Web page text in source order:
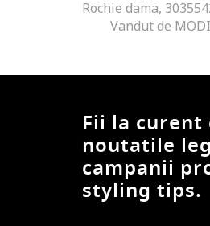
Vandut de
Fii la curent
noutatile
campanii
styling tips.